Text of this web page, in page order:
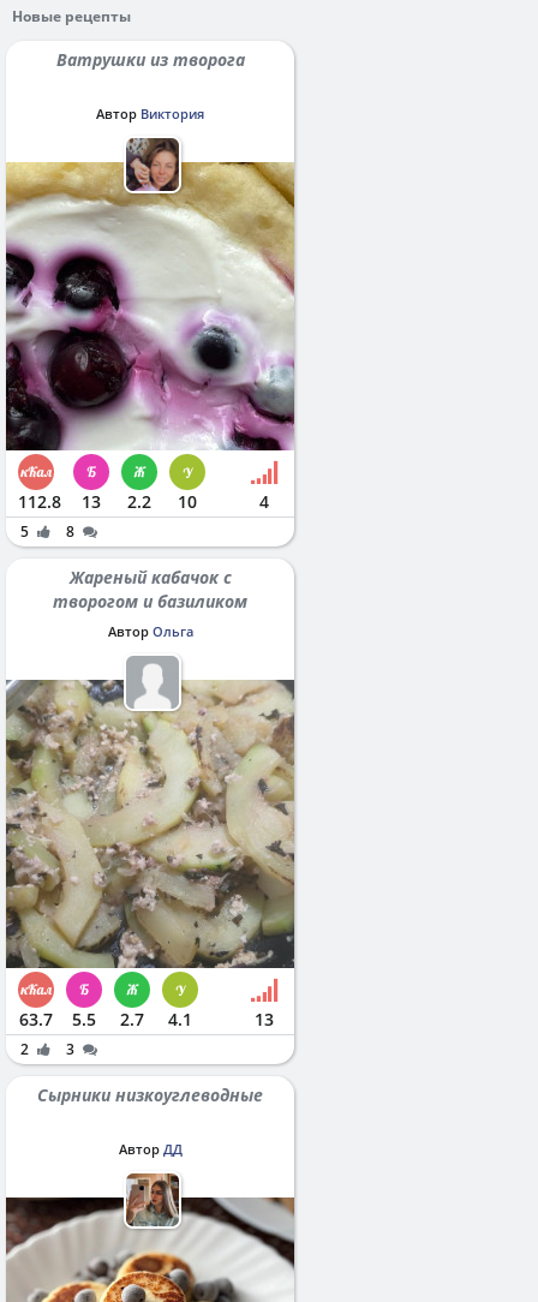
Новые рецепты
Ватрушки из творога
Автор Виктория
112.8 13 2.2 10 4
5 8
Жареный кабачок с
творогом и базиликом
Автор Ольга
63.7 5.5 2.7 4.1 13
2 3
Сырники низкоуглеводные
Автор ДД